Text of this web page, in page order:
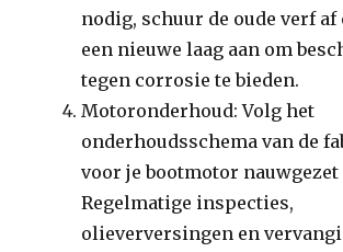
nodig, schuur de oude verf af
een nieuwe laag aan om
tegen corrosie te bieden.
Motoronderhoud: Volg het
onderhoudsschema van de
voor je bootmotor nauwgezet
Regelmatige inspecties,
olieverversingen en